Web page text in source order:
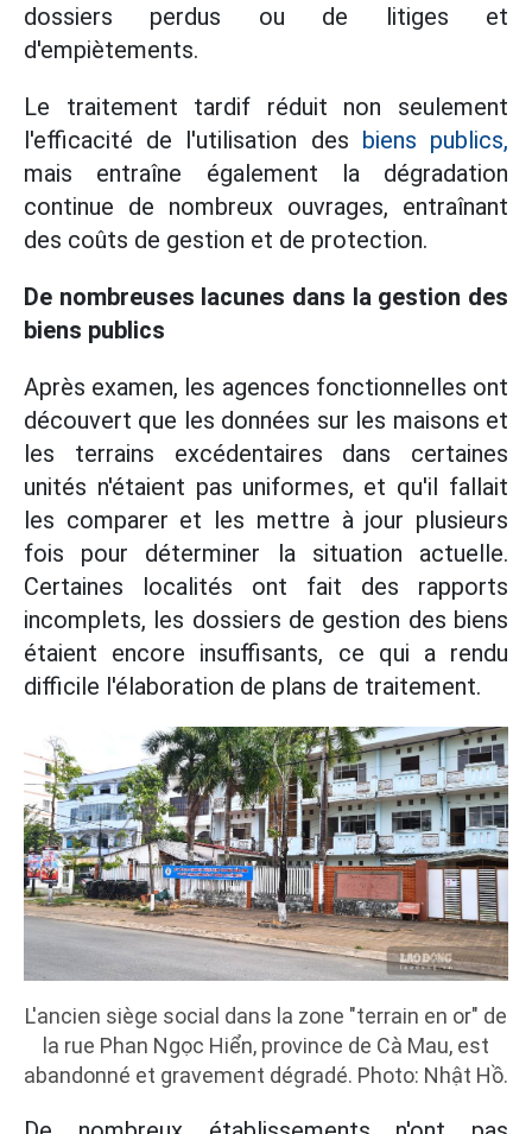
dossiers perdus ou de litiges et
d'empiètements.
Le traitement tardif réduit non seulement
l'efficacité de l'utilisation des biens publics,
mais entraîne également la dégradation
continue de nombreux ouvrages, entraînant
des coûts de gestion et de protection.
De nombreuses lacunes dans la gestion des
biens publics
Après examen, les agences fonctionnelles ont
découvert que les données sur les maisons et
les terrains excédentaires dans certaines
unités n'étaient pas uniformes, et qu'il fallait
les comparer et les mettre à jour plusieurs
fois pour déterminer la situation actuelle.
Certaines localités ont fait des rapports
incomplets, les dossiers de gestion des biens
étaient encore insuffisants, ce qui a rendu
difficile l'élaboration de plans de traitement.
L'ancien siège social dans la zone "terrain en or" de
la rue Phan Ngọc Hiển, province de Cà Mau, est
abandonné et gravement dégradé. Photo: Nhật Hồ.